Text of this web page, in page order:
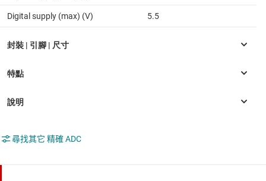
Digital supply (max) (V) 5.5
尋找其它 精確 ADC